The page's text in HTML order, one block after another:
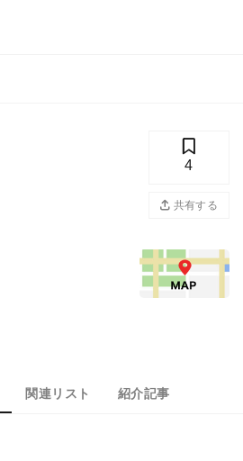
4
共有する
関連リスト 紹介記事